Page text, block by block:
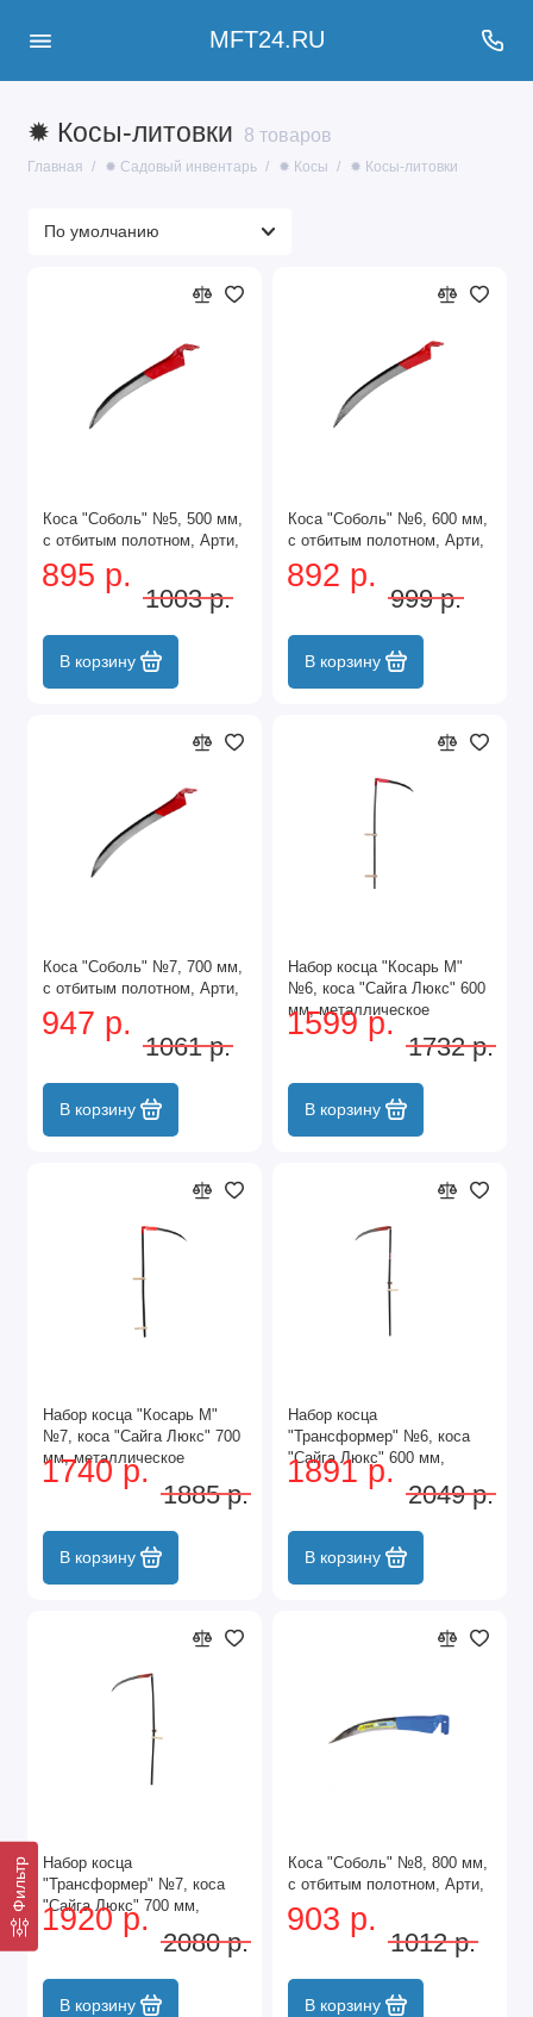
MFT24.RU
✹ Косы-литовки 8 товаров
Главная ✹ Садовый инвентарь ✹ Косы ✹ Косы-литовки
Фильтр
Коса "Соболь" №5, 500 мм,
с отбитым полотном, Арти,
895 р.
1003 р.
В корзину
Коса "Соболь" №6, 600 мм,
с отбитым полотном, Арти,
892 р.
999 р.
В корзину
Коса "Соболь" №7, 700 мм,
с отбитым полотном, Арти,
947 р.
1061 р.
В корзину
Набор косца "Косарь М"
№6, коса "Сайга Люкс" 600
мм, металлическое
косовище, Арти,
1599 р.
1732 р.
В корзину
Набор косца "Косарь М"
№7, коса "Сайга Люкс" 700
мм, металлическое
косовище, Арти,
1740 р.
1885 р.
В корзину
Набор косца
"Трансформер" №6, коса
"Сайга Люкс" 600 мм,
складное косовище, Арти,
1891 р.
2049 р.
В корзину
Набор косца
"Трансформер" №7, коса
"Сайга Люкс" 700 мм,
складное косовище, Арти,
1920 р.
2080 р.
В корзину
Коса "Соболь" №8, 800 мм,
с отбитым полотном, Арти,
903 р.
1012 р.
В корзину